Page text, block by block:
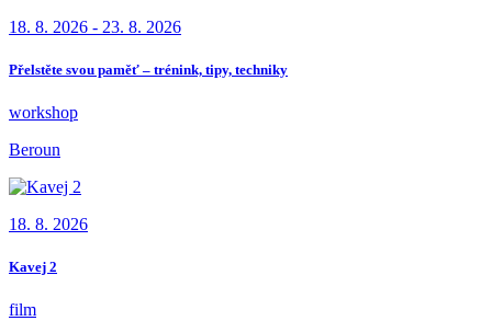
18. 8. 2026 - 23. 8. 2026
Přelstěte svou paměť – trénink, tipy, techniky
workshop
Beroun
18. 8. 2026
Kavej 2
film